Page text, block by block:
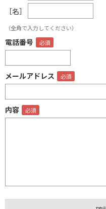
［名］
（全角で入力してください）
電話番号
メールアドレス
内容